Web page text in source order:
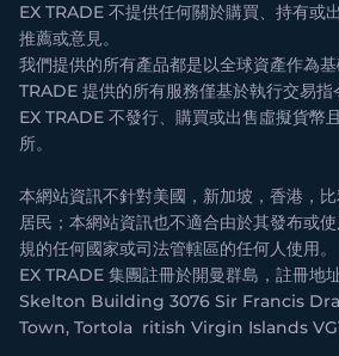
EX TRADE 不提供任何關於購買、持有或
推薦或意見。
我們提供的所有產品都是以全球資產作為
TRADE 提供的所有服務僅基於執行交易指
EX TRADE 不發行、購買或出售虛擬貨幣
所。
本網站資訊不針對美國，新加坡，香港，
居民；本網站資訊也不適合由於其發布或
規的任何國家或司法管轄區的任何人使用。
EX TRADE 集團註冊於開曼群島，註冊
Skelton Building 3076 Sir Francis
Town, Tortola ritish Virgin Islands